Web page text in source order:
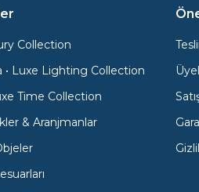
Collection
• Luxe Lighting Collection
Time Collection
& Aranjmanlar